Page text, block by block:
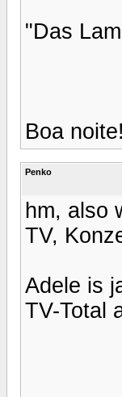
"Das
Boa noite!
Penko
hm, also
TV,
Adele is
TV-Total